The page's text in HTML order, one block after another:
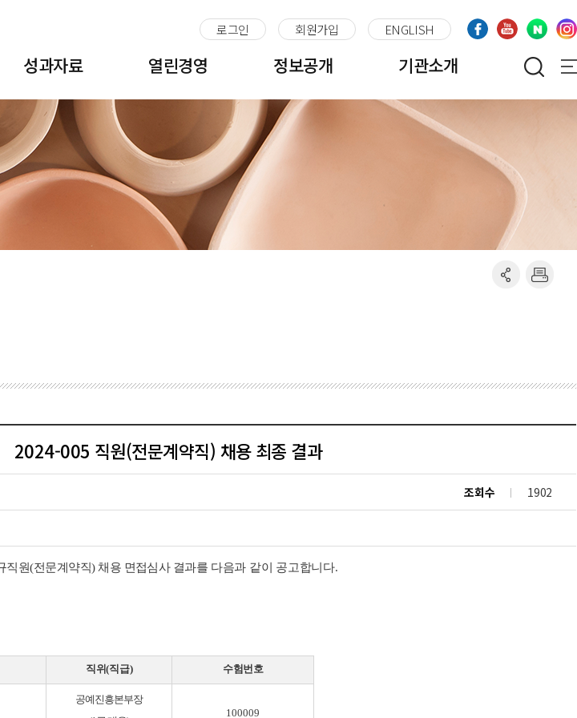
로그인 회원가입 ENGLISH
성과자료 열린경영 정보공개 기관소개
2024-005 직원(전문계약직) 채용 최종 결과
조회수 1902
직원(전문계약직) 채용 면접심사 결과를 다음과 같이 공고합니다.
직위(직급) 수험번호
공예진흥본부장
100009